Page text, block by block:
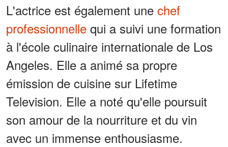
L'actrice est également une chef
professionnelle qui a suivi une formation
à l'école culinaire internationale de Los
Angeles. Elle a animé sa propre
émission de cuisine sur Lifetime
Television. Elle a noté qu'elle poursuit
son amour de la nourriture et du vin
avec un immense enthousiasme.